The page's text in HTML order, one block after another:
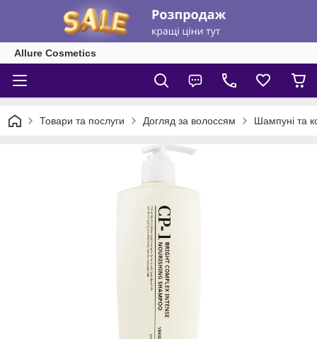
Allure Cosmetics
Товари та послуги Догляд за волоссям Шампуні та